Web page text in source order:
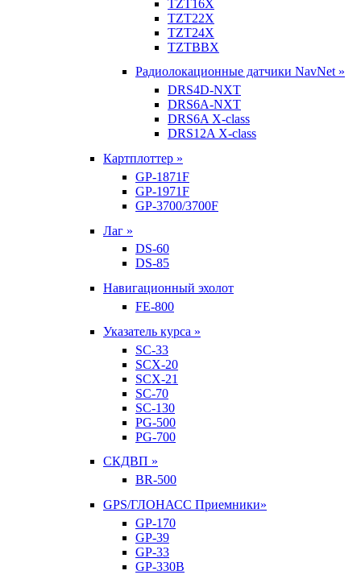
TZT16X
TZT22X
TZT24X
TZTBBX
Радиолокационные датчики NavNet »
DRS4D-NXT
DRS6A-NXT
DRS6A X-class
DRS12A X-class
Картплоттер »
GP-1871F
GP-1971F
GP-3700/3700F
Лаг »
DS-60
DS-85
Навигационный эхолот
FE-800
Указатель курса »
SC-33
SCX-20
SCX-21
SC-70
SC-130
PG-500
PG-700
СКДВП »
BR-500
GPS/ГЛОНАСС Приемники»
GP-170
GP-39
GP-33
GP-330B